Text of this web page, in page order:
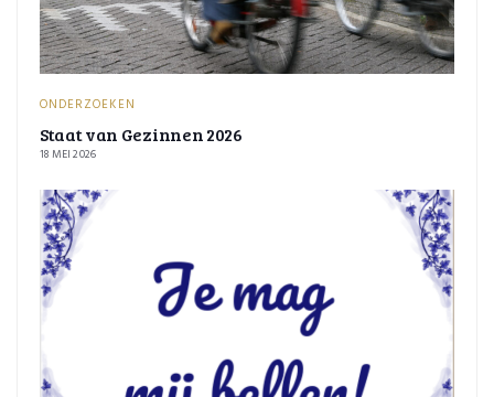
ONDERZOEKEN
Staat van Gezinnen 2026
18 MEI 2026